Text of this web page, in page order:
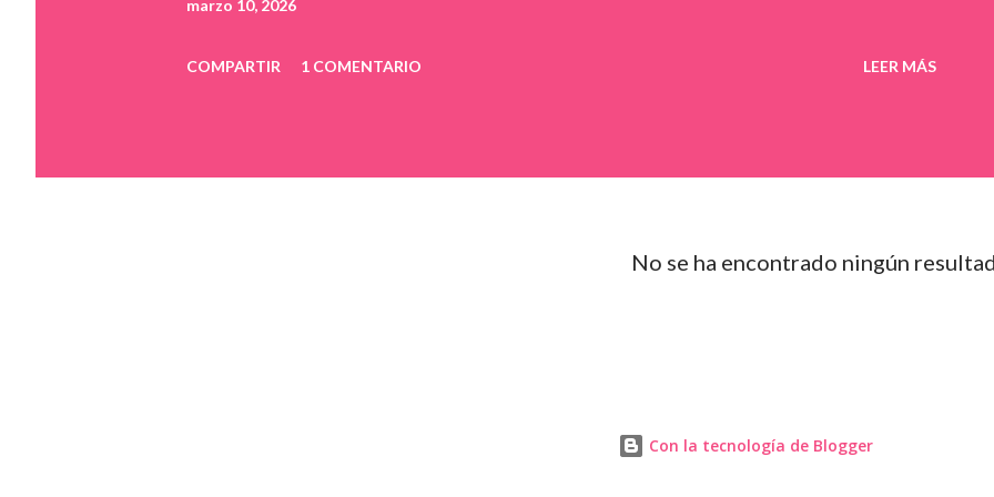
marzo 10, 2026
COMPARTIR 1 COMENTARIO LEER MÁS
No se ha encontrado ningún
Con la tecnología de Blogger